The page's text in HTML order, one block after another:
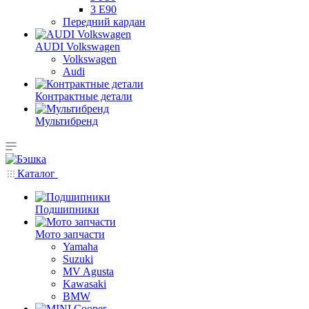
3 E90
Передний кардан
AUDI Volkswagen
Volkswagen
Audi
Контрактные детали
Мультибренд
Каталог
Подшипники
Мото запчасти
Yamaha
Suzuki
MV Agusta
Kawasaki
BMW